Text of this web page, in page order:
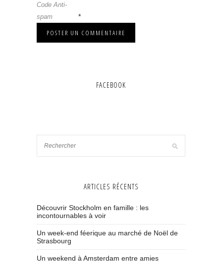
Code Anti-
spam
*
FACEBOOK
ARTICLES RÉCENTS
Découvrir Stockholm en famille : les
incontournables à voir
Un week-end féerique au marché de Noël de
Strasbourg
Un weekend à Amsterdam entre amies